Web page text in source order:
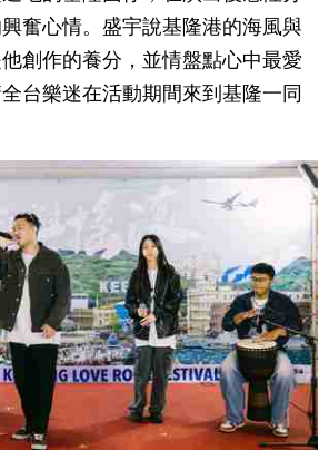
奮心情。盛宇說基隆港的海風與
創作的養分，並情盤點心中最愛
台樂迷在活動期間來到基隆一同